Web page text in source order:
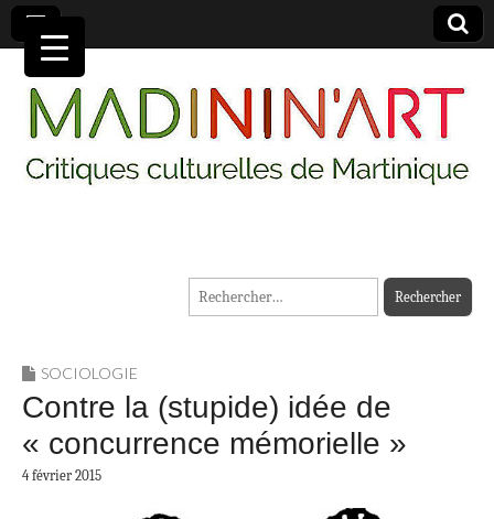
MADININ'ART
Rechercher :
SOCIOLOGIE
Contre la (stupide) idée de
« concurrence mémorielle »
4 février 2015